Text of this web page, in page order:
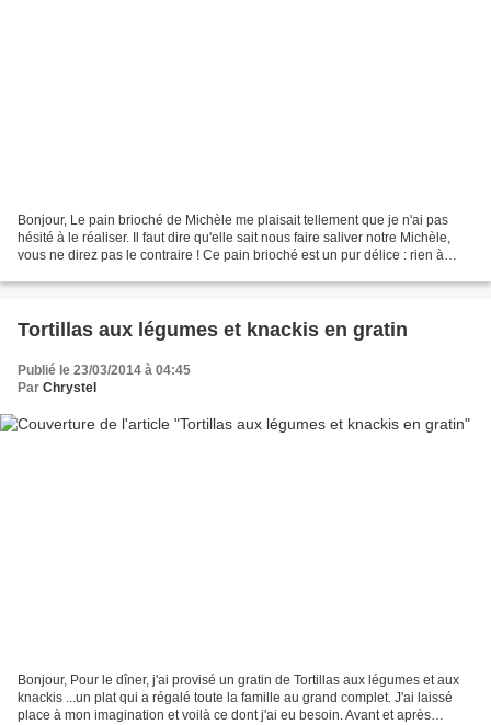
Bonjour, Le pain brioché de Michèle me plaisait tellement que je n'ai pas
hésité à le réaliser. Il faut dire qu'elle sait nous faire saliver notre Michèle,
vous ne direz pas le contraire ! Ce pain brioché est un pur délice : rien à
Tortillas aux légumes et knackis en gratin
Publié le 23/03/2014 à 04:45
Par Chrystel
Bonjour, Pour le dîner, j'ai provisé un gratin de Tortillas aux légumes et aux
knackis ...un plat qui a régalé toute la famille au grand complet. J'ai laissé
place à mon imagination et voilà ce dont j'ai eu besoin. Avant et après